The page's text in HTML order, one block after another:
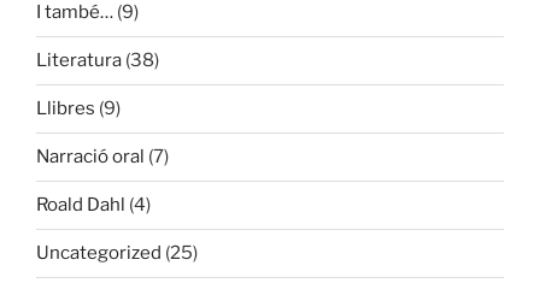
I també… (9)
Literatura (38)
Llibres (9)
Narració oral (7)
Roald Dahl (4)
Uncategorized (25)